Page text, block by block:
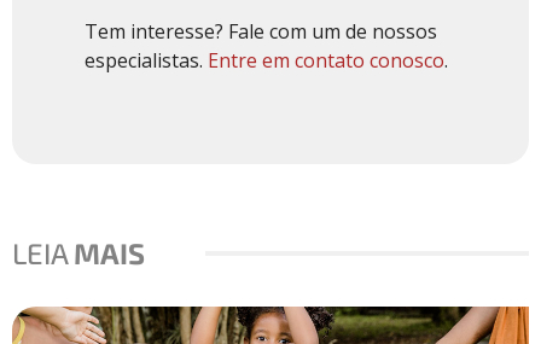
Tem interesse? Fale com um de nossos
especialistas. Entre em contato conosco.
LEIAMAIS